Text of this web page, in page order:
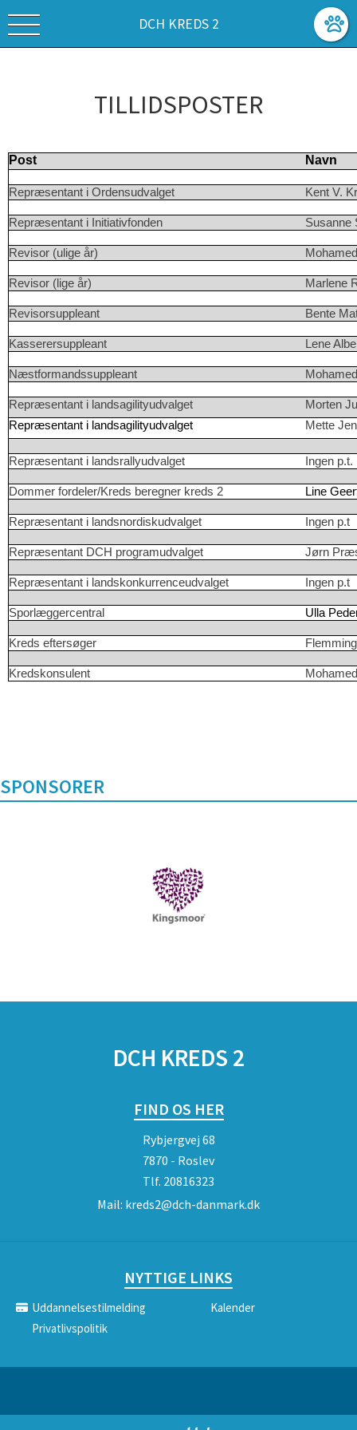
DCH KREDS 2
TILLIDSPOSTER
Post Navn
Repræsentant i Ordensudvalget Kent V.
Repræsentant i Initiativfonden Susanne
Revisor (ulige år)
Revisor (lige år) Marlene
Revisorsuppleant Bente
Kasserersuppleant Lene
Næstformandssuppleant
Repræsentant i landsagilityudvalget
Morten
Repræsentant i landsagilityudvalget
Mette
Repræsentant i landsrallyudvalget Ingen p.t.
Dommer fordeler/Kreds beregner kreds 2 Line
Repræsentant i landsnordiskudvalget Ingen p.t
Repræsentant DCH programudvalget Jørn
Repræsentant i landskonkurrenceudvalget Ingen p.t
Sporlæggercentral Ulla
Kreds eftersøger
Kredskonsulent
SPONSORER
DCH KREDS 2
FIND OS HER
Rybjergvej 68
7870 - Roslev
Tlf. 20816323
Mail: kreds2@dch-danmark.dk
NYTTIGE LINKS
Uddannelsestilmelding
Kalender
Privatlivspolitik